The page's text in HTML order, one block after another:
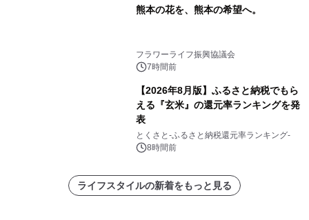
熊本の花を、熊本の希望へ。
フラワーライフ振興協議会
7時間前
【2026年8月版】ふるさと納税でもら
える『玄米』の還元率ランキングを発
表
とくさと-ふるさと納税還元率ランキング-
8時間前
ライフスタイルの新着をもっと見る